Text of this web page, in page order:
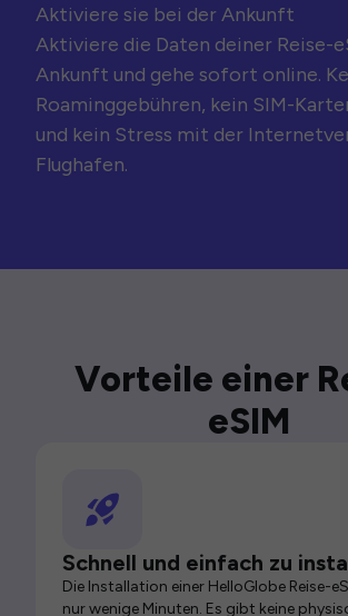
Aktiviere sie bei der Ankunft
Aktiviere die Daten deiner Reise-
Ankunft und gehe sofort online.
Roaminggebühren, kein SIM-
und kein Stress mit der
Flughafen.
Vorteile einer
eSIM
Schnell und einfach zu
Die Installation einer HelloGlobe Reise-
nur wenige Minuten. Es gibt keine